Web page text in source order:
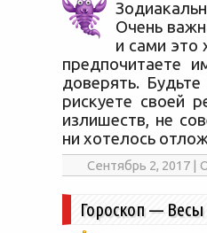
Очень
и сами это
предпочитаете
доверять.
рискуете своей
излишеств, не
ни хотелось
Сентябрь 2, 2017 |
Гороскоп —